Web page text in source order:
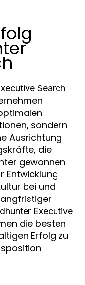
Search
sondern
Ausrichtung
die
gewonnen
Entwicklung
bei und
Executive
die besten
Erfolg zu